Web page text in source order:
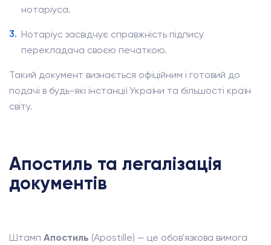
нотаріуса.
Нотаріус засвідчує справжність підпису
перекладача своєю печаткою.
Такий документ визнається офіційним і готовий до
подачі в будь-які інстанції України та більшості країн
світу.
Апостиль та легалізація
документів
Штамп Апостиль (Apostille) — це обов'язкова вимога